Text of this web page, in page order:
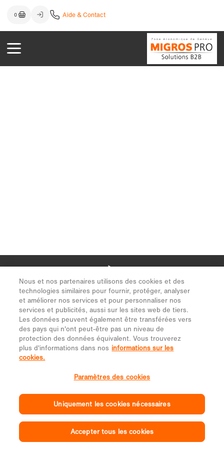
Nous et nos partenaires utilisons des cookies et des
technologies similaires pour fournir, protéger, analyser
et améliorer nos services et pour personnaliser nos
services et publicités, aussi sur les sites web de tiers.
Les données peuvent également être transférées vers
des pays qui n'ont peut-être pas un niveau de
protection des données équivalent. Vous trouverez
plus d'informations dans nos informations sur les
cookies.
Paramètres des cookies
Uniquement les cookies nécessaires
Accepter tous les cookies